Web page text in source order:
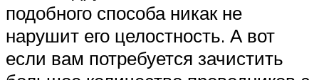
подобного способа никак не
нарушит его целостность. А вот
если вам потребуется зачистить